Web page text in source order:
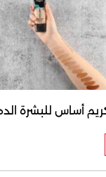
أساس للبشرة